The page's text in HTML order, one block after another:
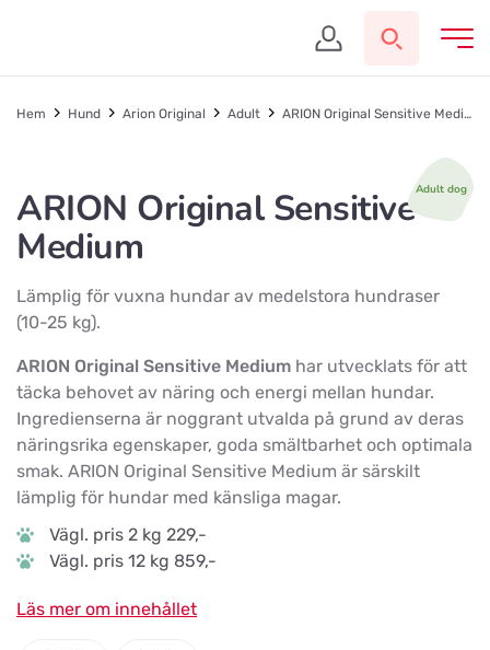
Hem Hund Arion Original Adult ARION Original Sensitive Medium
Adult dog
ARION Original Sensitive
Medium
Lämplig för vuxna hundar av medelstora hundraser
(10-25 kg).
ARION Original Sensitive Medium har utvecklats för att
täcka behovet av näring och energi mellan hundar.
Ingredienserna är noggrant utvalda på grund av deras
näringsrika egenskaper, goda smältbarhet och optimala
smak. ARION Original Sensitive Medium är särskilt
lämplig för hundar med känsliga magar.
Vägl. pris 2 kg 229,-
Vägl. pris 12 kg 859,-
Läs mer om innehållet